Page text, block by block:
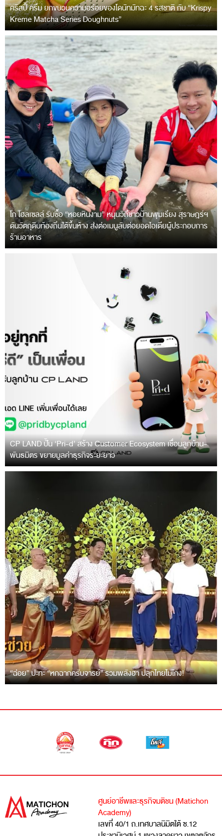
คริสปี้ ครีม ยกขบวนความอร่อยของโดนัทมัทฉะ 4 รสชาติ กับ “Krispy
Kreme Matcha Series Doughnuts”
โก โฮลเซลล์ รับซื้อ “หอยหินงาม” หนุนวิถีชาวบ้านพุมเรียง สุราษฎร์ฯ
ดันวัตถุดิบท้องถิ่นใต้ขึ้นห้าง ส่งต่อเมนูลับต่อยอดไอเดียผู้ประกอบการ
ร้านอาหาร
CP LAND ปั้น ‘Pri-d’ สร้าง Customer Ecosystem เชื่อมลูกบ้าน-
พันธมิตร ขยายมูลค่าธุรกิจระยะยาว
“ฉ่อย” ปะทะ “หกฉากครับจารย์” รวมพลังฮา ปลุกไทยไม่โกง!
ศูนย์อาชีพและธุรกิจมติชน (Matichon
Academy)
เลขที่ 40/1 ถ.เทศบาลนิมิตใต้ ซ.12